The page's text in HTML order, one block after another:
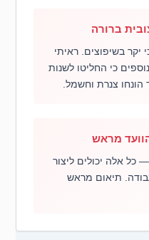
יקר בשיפוצים. ראיתי
30,000 שקל נוספים כי החליטו לשנות
צנרת וחשמל.
אלה יכולים ליצור
תיאום מראש